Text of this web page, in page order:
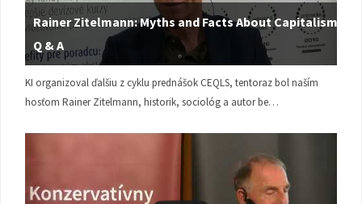
Rainer Zitelmann: Myths and Facts About Capitalism |
Q & A
KI organizoval ďalšiu z cyklu prednášok CEQLS, tentoraz bol naším
hosťom Rainer Zitelmann, historik, sociológ a autor be…